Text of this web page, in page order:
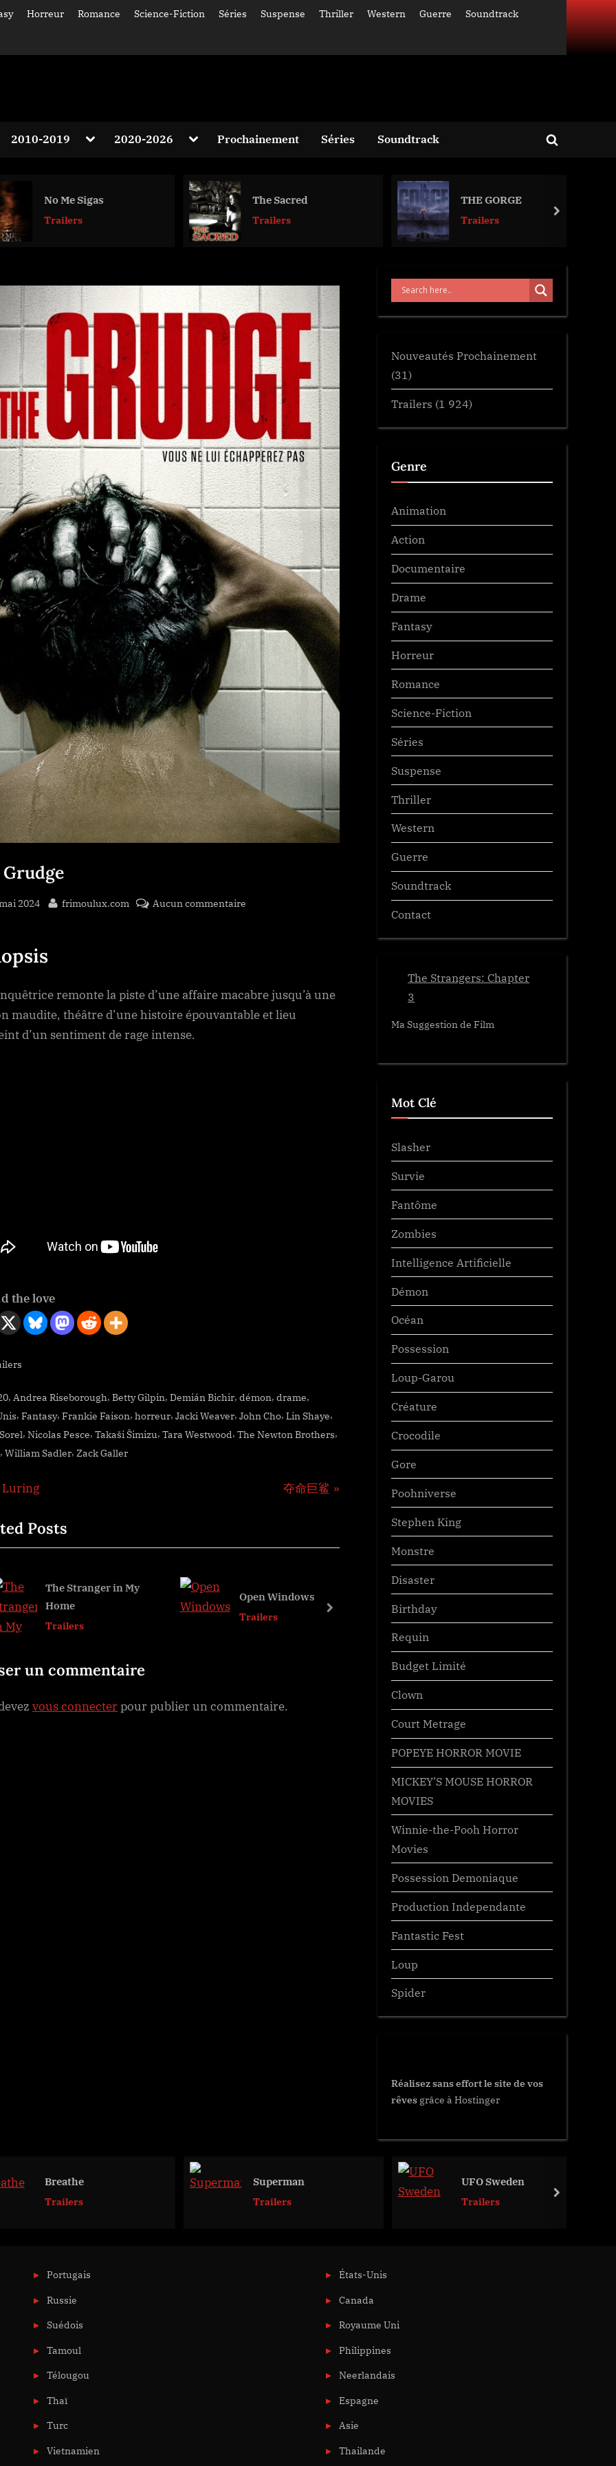
Horreur Romance Science-Fiction Séries Suspense Thriller Western Guerre Soundtrack
Toggle
sub-
menu
2010-2019 Toggle2020-2026 ToggleProchainement Séries Soundtrack
Toggle
No Me Sigas
Trailers
The Sacred
Trailers
THE GORGE
Trailers next
2024 By
frimoulux.com Aucun commentaire
remonte la piste d’une affaire macabre jusqu’à une
maudite, théâtre d’une histoire épouvantable et lieu
d’un sentiment de rage intense.
the love
, Andrea Riseborough, Betty Gilpin, Demián Bichir, démon, drame,
, Fantasy, Frankie Faison, horreur, Jacki Weaver, John Cho, Lin Shaye,
, Nicolas Pesce, Takaši Šimizu, Tara Westwood, The Newton Brothers,
, William Sadler, Zack Galler
Luring
N
t
夺命巨鲨
Posts
The Stranger in My
Home
Trailers
Open Windows
Trailers
The Woman in the Yard
Trailers
next
un commentaire
vous connecterpour publier un commentaire.
Nouveautés Prochainement
(31)
Trailers (1 924)
Genre
Animation
Action
Documentaire
Drame
Fantasy
Horreur
Romance
Science-Fiction
Séries
Suspense
Thriller
Western
Guerre
Soundtrack
Contact
The Strangers: Chapter
3
Ma Suggestion de Film
Mot Clé
Slasher
Survie
Fantôme
Zombies
Intelligence Artificielle
Démon
Océan
Possession
Loup-Garou
Créature
Crocodile
Gore
Poohniverse
Stephen King
Monstre
Disaster
Birthday
Requin
Budget Limité
Clown
Court Metrage
POPEYE HORROR MOVIE
MICKEY’S MOUSE HORROR
MOVIES
Winnie-the-Pooh Horror
Movies
Possession Demoniaque
Production Independante
Fantastic Fest
Loup
Spider
Réalisez sans effort le site de vos
rêves grâce à Hostinger
Breathe
Trailers
Superman
Trailers
UFO Sweden
Trailers next
Portugais
Russie
Suédois
Tamoul
Télougou
Thaï
Turc
Vietnamien
États-Unis
Canada
Royaume Uni
Philippines
Neerlandais
Espagne
Asie
Thailande